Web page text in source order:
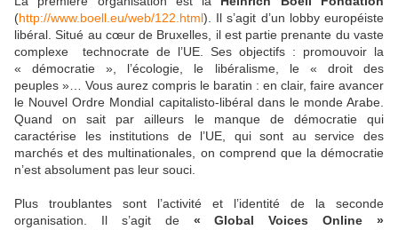
(http://www.boell.eu/web/122.html). Il s’agit d’un lobby européiste
libéral. Situé au cœur de Bruxelles, il est partie prenante du vaste
complexe
technocrate de l’UE. Ses objectifs : promouvoir la
« démocratie », l’écologie, le libéralisme, le « droit des
peuples »… Vous aurez compris le baratin : en clair, faire avancer
le Nouvel Ordre Mondial capitalisto-libéral dans le monde Arabe.
Quand on sait par ailleurs le manque de démocratie qui
caractérise les institutions de l’UE, qui sont au service des
marchés et des multinationales, on comprend que la démocratie
n’est absolument pas leur souci.
Plus troublantes sont l’activité et l’identité de la seconde
organisation. Il s’agit de « Global Voices Online »